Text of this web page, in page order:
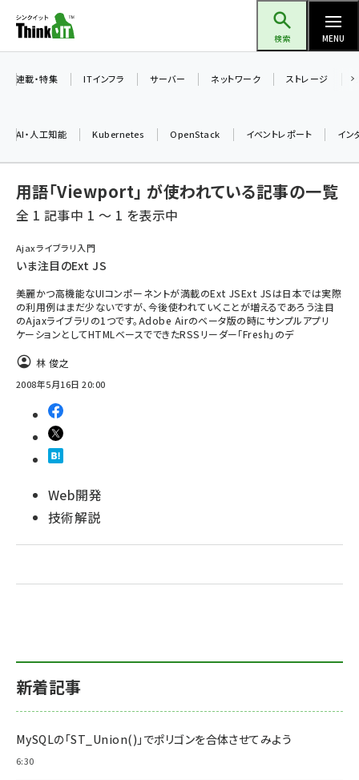
ン
ツ
検索 MENU
ai (2486)
加藤銘のチーム貢献～仲間と築いた勝利の絆～ (2308)
北海道をのんびり旅する晴山佳須夫のヒント集！ (2025)
drupal (1947)
genai (1477)
abc123 (1352)
ai crunch (1348)
連載・特集 ITインフラ サーバー ネットワーク ストレージ
AI・人工知能 Kubernetes OpenStack イベントレポート イン
用語「Viewport」 が使われている記事の一覧
全 1 記事中 1 ～ 1 を表示中
Ajaxライブラリ入門
いま注目のExt JS
美麗かつ高機能なUIコンポーネントが満載のExt JSExt JSは日本では実際
の利用例はまだ少ないですが、今後使われていくことが増えるであろう注目
のAjaxライブラリの1つです。Adobe Airのベータ版の時にサンプルアプリ
ケーションとしてHTMLベースでできたRSSリーダー「Fresh」のデ
林 俊之
2008年5月16日 20:00
Web開発
技術解説
新着記事
MySQLの「ST_Union()」でポリゴンを合体させてみよう
6:30